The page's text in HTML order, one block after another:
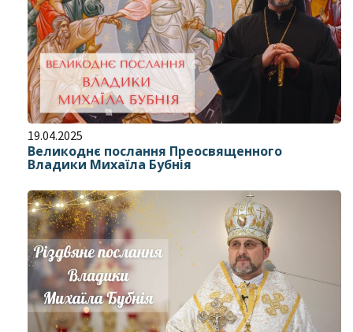
19.04.2025
Великоднє послання Преосвященного
Владики Михаїла Бубнія